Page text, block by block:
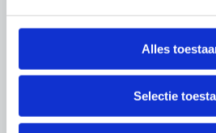
Alles
Selectie
nieuwsbriefabonnementen,
persoonsgegevens en
bezoek aan onze site.
Ik ben directeur en wil een
toegang tot OnderhoudNL